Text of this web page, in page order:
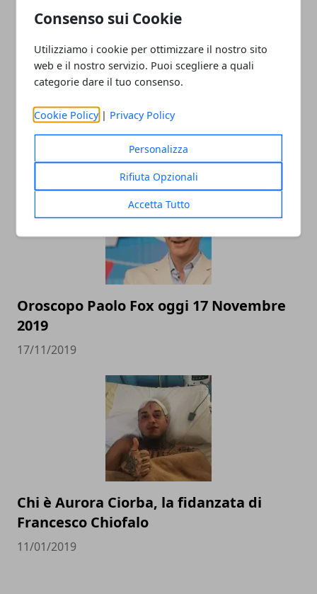
Consenso sui Cookie
Utilizziamo i cookie per ottimizzare il nostro sito
web e il nostro servizio. Puoi scegliere a quali
categorie dare il tuo consenso.
Cookie Policy | Privacy Policy
Personalizza
Rifiuta Opzionali
Accetta Tutto
Mara Venier: la regina della domenica è
una nonna tenerissima
Oroscopo Paolo Fox oggi 17 Novembre
2019
17/11/2019
Chi è Aurora Ciorba, la fidanzata di
Francesco Chiofalo
11/01/2019